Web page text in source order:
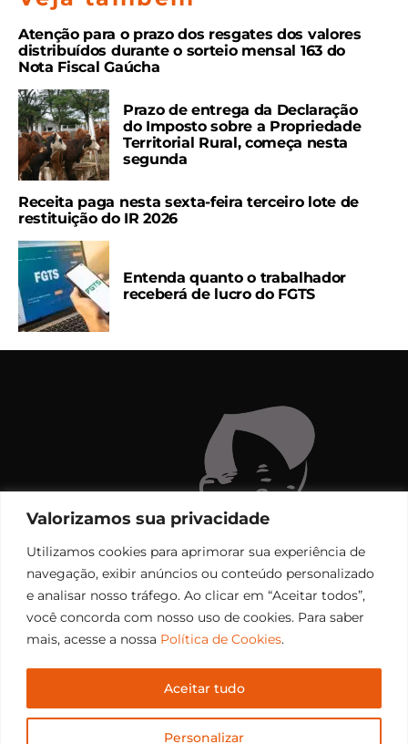
Valorizamos sua privacidade
Utilizamos cookies para aprimorar sua experiência de
navegação, exibir anúncios ou conteúdo personalizado
e analisar nosso tráfego. Ao clicar em “Aceitar todos”,
você concorda com nosso uso de cookies. Para saber
mais, acesse a nossa Política de Cookies.
Personalizar
Aceitar tudo
Atenção para o prazo dos resgates dos valores
distribuídos durante o sorteio mensal 163 do
Nota Fiscal Gaúcha
Prazo de entrega da Declaração
do Imposto sobre a Propriedade
Territorial Rural, começa nesta
segunda
Receita paga nesta sexta-feira terceiro lote de
restituição do IR 2026
Entenda quanto o trabalhador
receberá de lucro do FGTS
Copyright © 2006 – 2026 Rádio Santiago FM. Todos os